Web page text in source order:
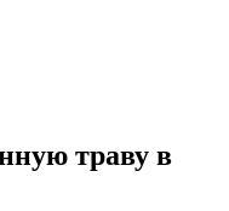
траву в